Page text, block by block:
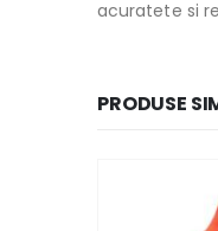
acuratete si
PRODUSE